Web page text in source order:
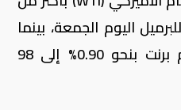
94 دولاراً للبرميل اليوم الجمعة، بينما
تتراجع العقود الآجلة لخام برنت بنحو 0.90% إلى 98